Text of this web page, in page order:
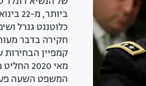
חקירה בדבר
מאי